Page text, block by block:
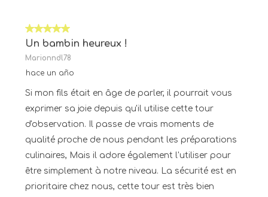
5 de 5 estrellas.
Un bambin heureux !
Marionndl78
hace un año
Si mon fils était en âge de parler, il pourrait vous
exprimer sa joie depuis qu'il utilise cette tour
d'observation. Il passe de vrais moments de
qualité proche de nous pendant les préparations
culinaires, Mais il adore également l'utiliser pour
être simplement à notre niveau. La sécurité est en
prioritaire chez nous, cette tour est très bien